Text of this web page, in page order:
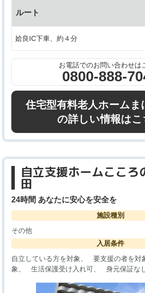
ルート
姶良IC下車、約４分
お電話でのお問い合わせは
0800-888-
住宅型有料老人ホームま
の詳しい情報はこ
自立支援ホームここ
田
24時間 あなたに安心を安全を
施設種別
その他
入居条件
自立している方を対象
要支援の者を対
象
生活保護受け入れ可 身元保証な